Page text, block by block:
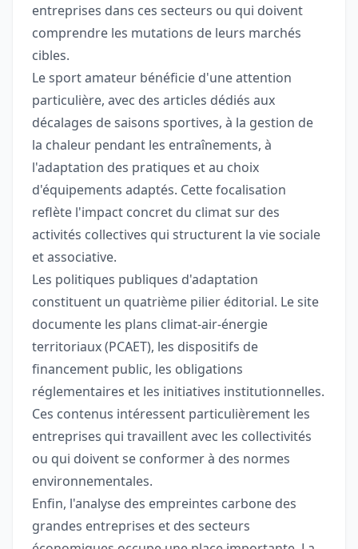
entreprises dans ces secteurs ou qui doivent
comprendre les mutations de leurs marchés
cibles.
Le sport amateur bénéficie d'une attention
particulière, avec des articles dédiés aux
décalages de saisons sportives, à la gestion de
la chaleur pendant les entraînements, à
l'adaptation des pratiques et au choix
d'équipements adaptés. Cette focalisation
reflète l'impact concret du climat sur des
activités collectives qui structurent la vie sociale
et associative.
Les politiques publiques d'adaptation
constituent un quatrième pilier éditorial. Le site
documente les plans climat-air-énergie
territoriaux (PCAET), les dispositifs de
financement public, les obligations
réglementaires et les initiatives institutionnelles.
Ces contenus intéressent particulièrement les
entreprises qui travaillent avec les collectivités
ou qui doivent se conformer à des normes
environnementales.
Enfin, l'analyse des empreintes carbone des
grandes entreprises et des secteurs